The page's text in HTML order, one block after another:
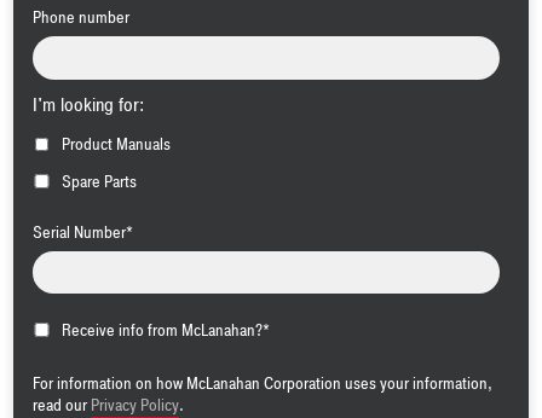
Phone number
I'm looking for:
Product Manuals
Spare Parts
Serial Number*
Receive info from McLanahan?*
For information on how McLanahan Corporation uses your information,
read ourPrivacy Policy.